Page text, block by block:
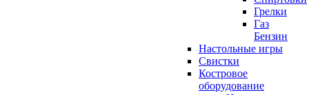
Грелки
Газ
Бензин
Настольные игры
Свистки
Костровое
оборудование